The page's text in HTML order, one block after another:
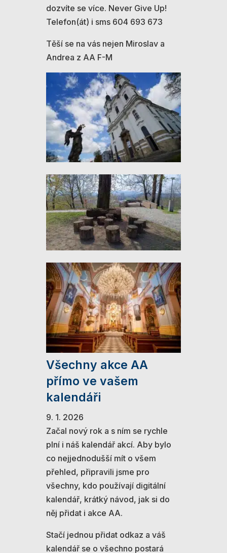
dozvíte se více. Never Give Up!
Telefon(át) i sms 604 693 673
Těší se na vás nejen Miroslav a
Andrea z AA F-M
Všechny akce AA
přímo ve vašem
kalendáři
9. 1. 2026
Začal nový rok a s ním se rychle
plní i náš kalendář akcí. Aby bylo
co nejjednodušší mít o všem
přehled, připravili jsme pro
všechny, kdo používají digitální
kalendář, krátký návod, jak si do
něj přidat i akce AA.
Stačí jednou přidat odkaz a váš
kalendář se o všechno postará